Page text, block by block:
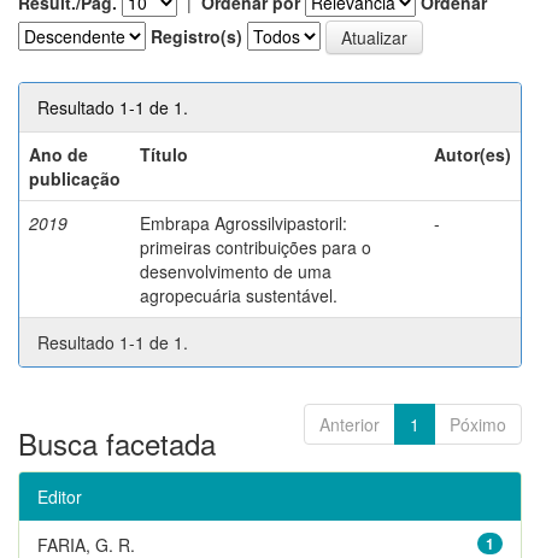
Registro(s)
Resultado 1-1 de 1.
Ano de
publicação
Título Autor(es)
2019
Embrapa Agrossilvipastoril:
primeiras contribuições para o
desenvolvimento de uma
agropecuária sustentável.
-
Resultado 1-1 de 1.
Anterior 1 Póximo
Busca facetada
Editor
1
FARIA, G. R.